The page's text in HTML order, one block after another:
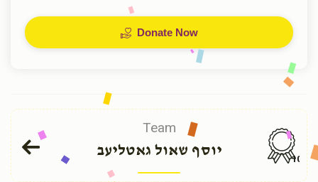
Donate Now
Team
יוסף שאול גאטליעב 108